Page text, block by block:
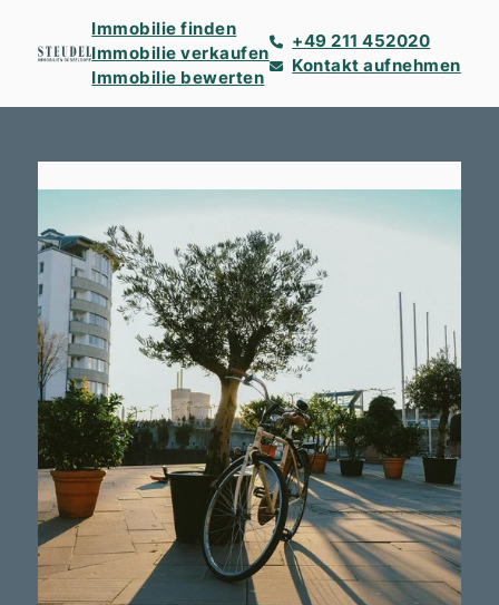
Immobilie finden
Immobilie verkaufen
Immobilie bewerten
+49 211 452020
Kontakt aufnehmen